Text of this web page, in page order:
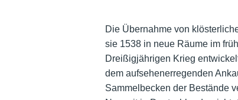
Die Übernahme von
sie 1538 in neue Räume im
Dreißigjährigen Krieg
dem aufsehenerregenden
Sammelbecken der Bestände